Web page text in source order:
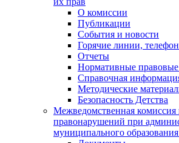
О комиссии
Публикации
События и новости
Горячие линии,
Отчеты
Нормативные
Справочная
Методические
Безопасность Детства
Межведомственная
правонарушений при
муниципального